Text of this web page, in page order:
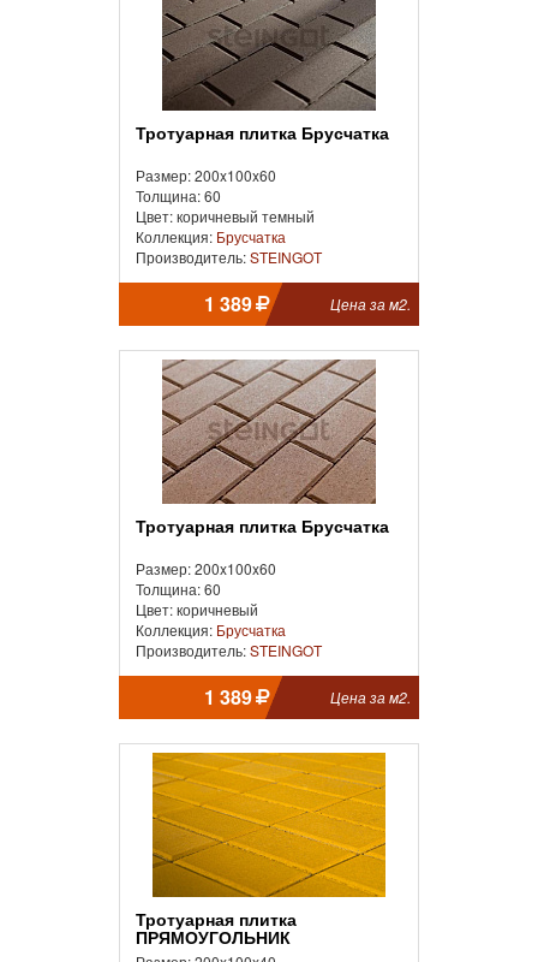
Тротуарная плитка Брусчатка
Размер: 200x100x60
Толщина: 60
Цвет: коричневый темный
Коллекция: Брусчатка
Производитель:STEINGOT
1 389 Цена за м2.
Тротуарная плитка Брусчатка
Размер: 200x100x60
Толщина: 60
Цвет: коричневый
Коллекция: Брусчатка
Производитель:STEINGOT
1 389 Цена за м2.
Тротуарная плитка
ПРЯМОУГОЛЬНИК